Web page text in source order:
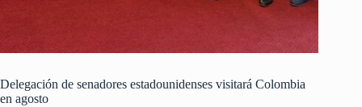
Delegación de senadores estadounidenses visitará Colombia
en agosto